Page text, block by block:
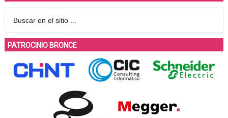
PATROCINIO BRONCE